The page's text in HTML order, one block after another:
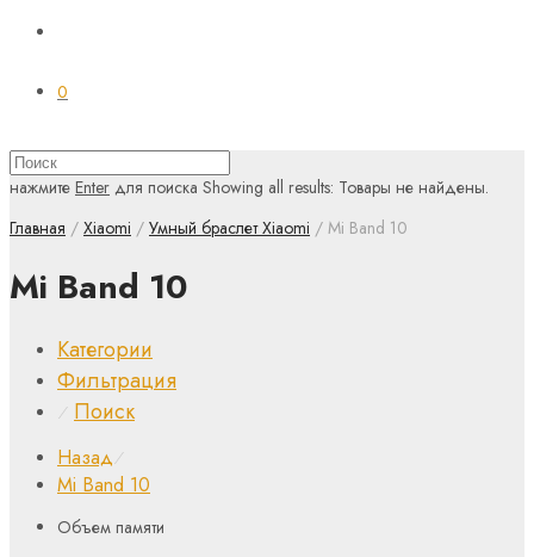
0
нажмите Enter для поиска Showing all results: Товары не найдены.
Главная / Xiaomi / Умный браслет Xiaomi / Mi Band 10
Mi Band 10
Категории
Фильтрация
⁄ Поиск
Назад⁄
Mi Band 10
Объем памяти